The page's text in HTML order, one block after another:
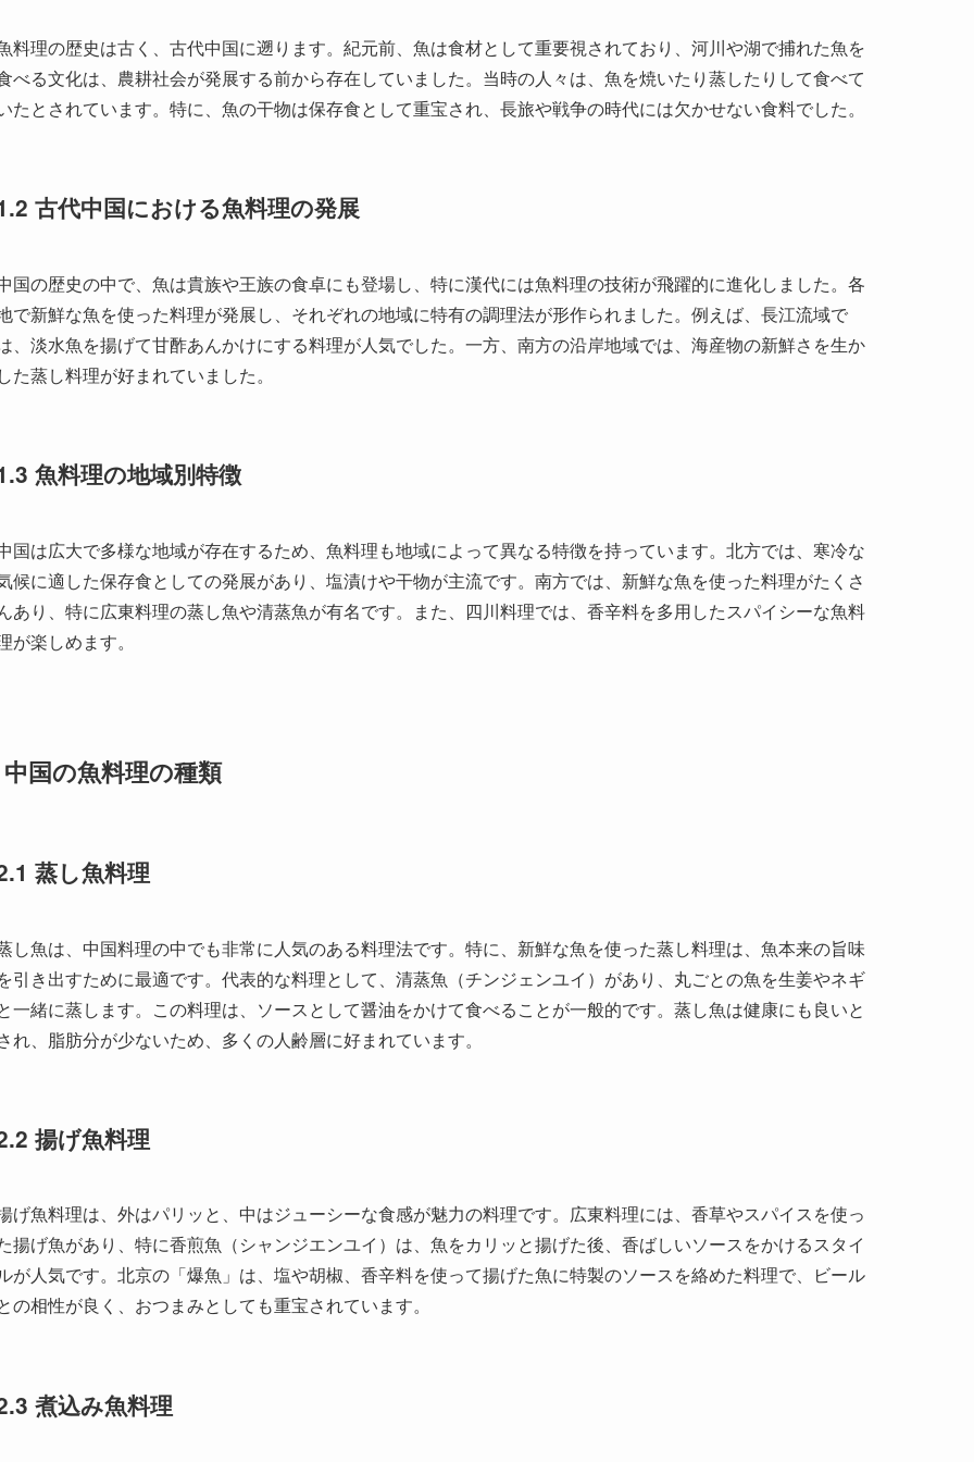
古代中国における魚料理の発展
国の歴史の中で、魚は貴族や王族の食卓にも登場し、特に漢代には魚料理の技術が飛躍的に進化しました。各
た蒸し料理が好まれていました。
魚料理の地域別特徴
国は広大で多様な地域が存在するため、魚料理も地域によって異なる特徴を持っています。北方では、寒冷な
が楽しめます。
国の魚料理の種類
し魚は、中国料理の中でも非常に人気のある料理法です。特に、新鮮な魚を使った蒸し料理は、魚本来の旨味
れ、脂肪分が少ないため、多くの人齢層に好まれています。
揚げ魚料理
げ魚料理は、外はパリッと、中はジューシーな食感が魅力の料理です。広東料理には、香草やスパイスを使っ
の相性が良く、おつまみとしても重宝されています。
煮込み魚料理
込み魚料理は、リッチな味わいが特徴で、中には薬膳の要素を取り入れた料理もあります。代表的なものとし